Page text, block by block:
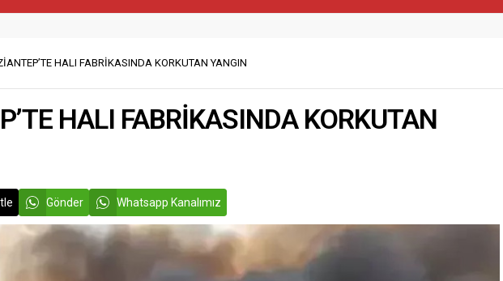
HALI FABRİKASINDA KORKUTAN YANGIN
HALI FABRİKASINDA KORKUTAN
Gönder Whatsapp Kanalımız